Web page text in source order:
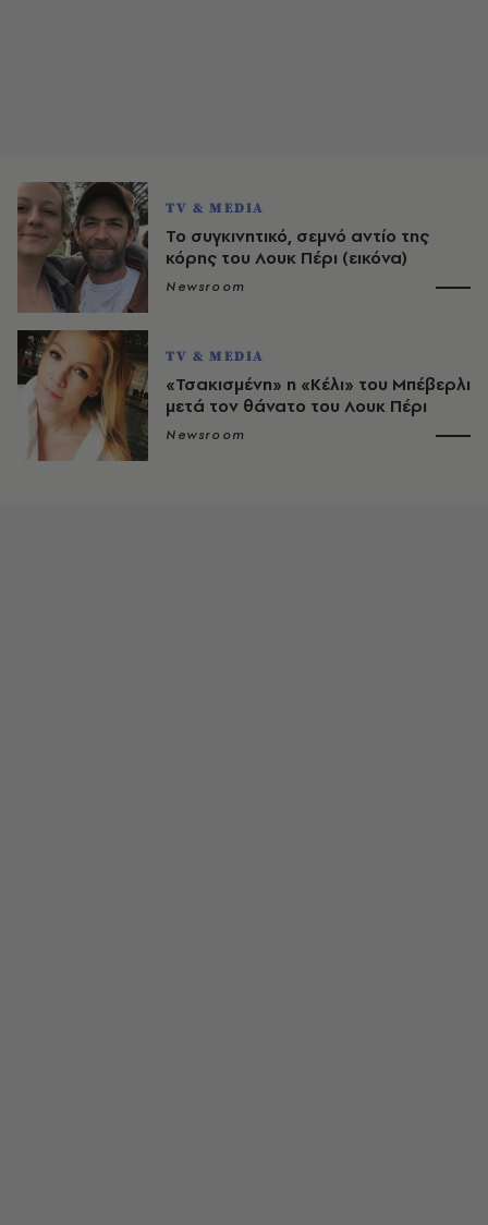
TV & MEDIA
Το συγκινητικό, σεμνό αντίο της
κόρης του Λουκ Πέρι (εικόνα)
Newsroom
TV & MEDIA
«Τσακισμένη» η «Κέλι» του Μπέβερλι
μετά τον θάνατο του Λουκ Πέρι
Newsroom